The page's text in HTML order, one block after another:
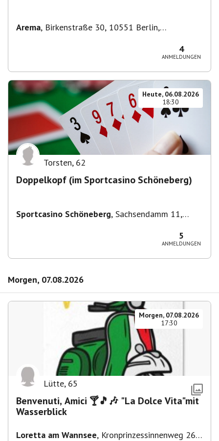
Arema, Birkenstraße 30, 10551 Berlin,
4
ANMELDUNGEN
Heute, 06.08.2026
18:30
Torsten, 62
Doppelkopf (im Sportcasino Schöneberg)
Sportcasino Schöneberg, Sachsendamm 11,
5
ANMELDUNGEN
Morgen, 07.08.2026
Morgen, 07.08.2026
17:30
Lütte, 65
Benvenuti, Amici 🍸🎵🎶 "La Dolce Vita"mit
Wasserblick
Loretta am Wannsee, Kronprinzessinnenweg 260,